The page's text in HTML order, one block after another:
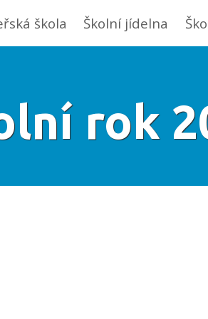
škola Školní jídelna
rok